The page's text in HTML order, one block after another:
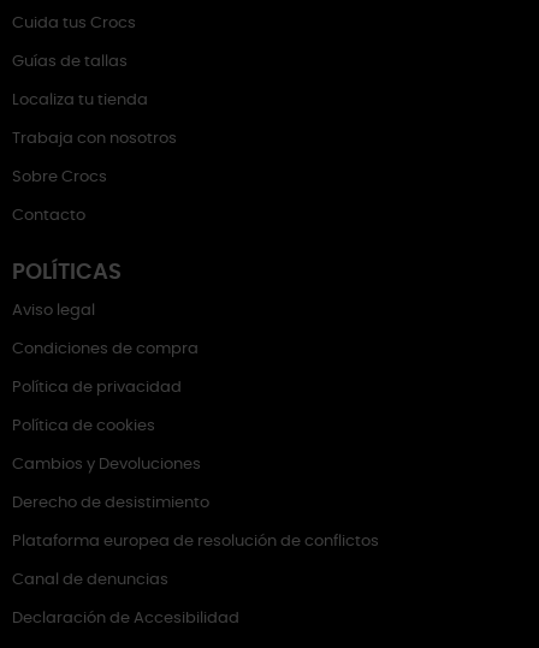
Cuida tus Crocs
Guías de tallas
Localiza tu tienda
Trabaja con nosotros
Sobre Crocs
Contacto
POLÍTICAS
Aviso legal
Condiciones de compra
Política de privacidad
Política de cookies
Cambios y Devoluciones
Derecho de desistimiento
Plataforma europea de resolución de conflictos
Canal de denuncias
Declaración de Accesibilidad